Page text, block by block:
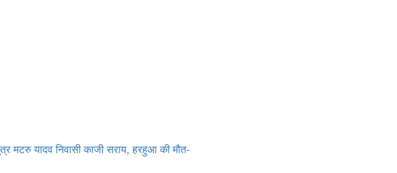
मटरु यादव निवासी काजी सराय, हरहुआ की मौत-